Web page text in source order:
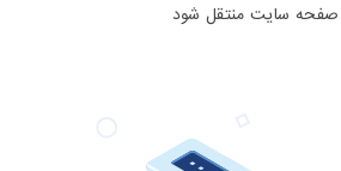
صفحه سایت منتقل شود